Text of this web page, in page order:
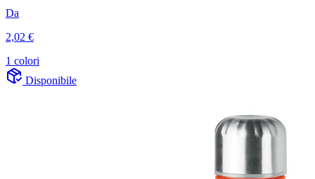
Da
2,02 €
1 colori
Disponibile